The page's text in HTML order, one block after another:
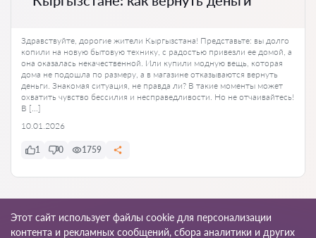
Здравствуйте, дорогие жители Кыргызстана! Представьте: вы долго
копили на новую бытовую технику, с радостью привезли ее домой, а
она оказалась некачественной. Или купили модную вещь, которая
дома не подошла по размеру, а в магазине отказываются вернуть
деньги. Знакомая ситуация, не правда ли? В такие моменты может
охватить чувство бессилия и несправедливости. Но не отчаивайтесь!
В […]
10.01.2026
1 0 1759
Этот сайт использует файлы cookie для персонализации
контента и рекламных сообщений, сбора аналитики и других